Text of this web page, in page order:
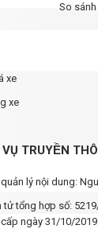
xe
xe
So sánh
TRUYỀN
lý nội dung:
tổng hợp số:
ngày 31/10/